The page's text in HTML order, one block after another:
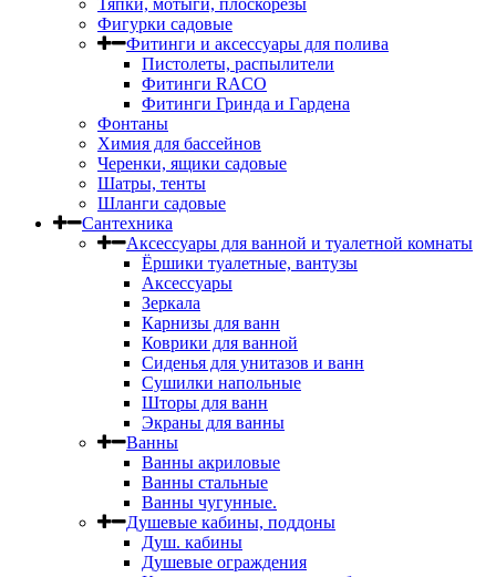
Тяпки, мотыги, плоскорезы
Фигурки садовые
Фитинги и аксессуары для полива
Пистолеты, распылители
Фитинги RACO
Фитинги Гринда и Гардена
Фонтаны
Химия для бассейнов
Черенки, ящики садовые
Шатры, тенты
Шланги садовые
Сантехника
Аксессуары для ванной и туалетной комнаты
Ёршики туалетные, вантузы
Аксессуары
Зеркала
Карнизы для ванн
Коврики для ванной
Сиденья для унитазов и ванн
Сушилки напольные
Шторы для ванн
Экраны для ванны
Ванны
Ванны акриловые
Ванны стальные
Ванны чугунные.
Душевые кабины, поддоны
Душ. кабины
Душевые ограждения